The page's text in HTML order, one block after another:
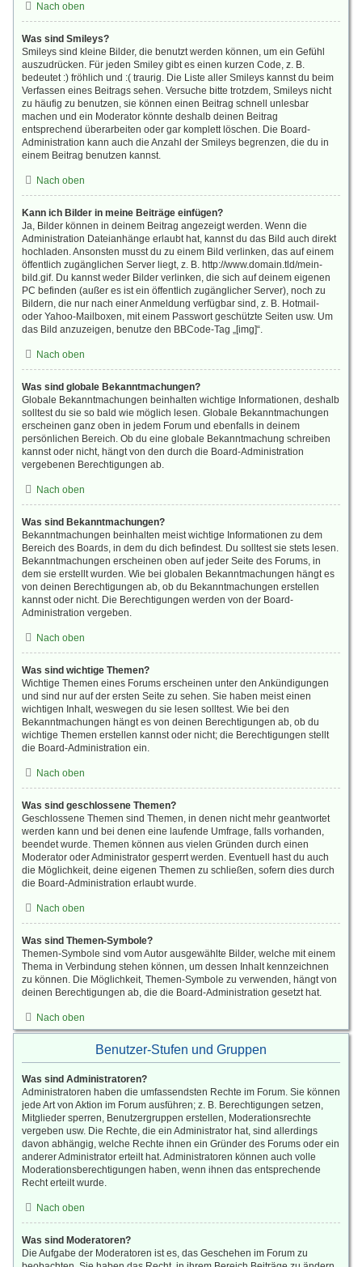
Nach oben
Was sind Smileys?
Smileys sind kleine Bilder, die benutzt werden können, um ein Gefühl
auszudrücken. Für jeden Smiley gibt es einen kurzen Code, z. B.
bedeutet :) fröhlich und :( traurig. Die Liste aller Smileys kannst du beim
Verfassen eines Beitrags sehen. Versuche bitte trotzdem, Smileys nicht
zu häufig zu benutzen, sie können einen Beitrag schnell unlesbar
machen und ein Moderator könnte deshalb deinen Beitrag
entsprechend überarbeiten oder gar komplett löschen. Die Board-
Administration kann auch die Anzahl der Smileys begrenzen, die du in
einem Beitrag benutzen kannst.
Nach oben
Kann ich Bilder in meine Beiträge einfügen?
Ja, Bilder können in deinem Beitrag angezeigt werden. Wenn die
Administration Dateianhänge erlaubt hat, kannst du das Bild auch direkt
hochladen. Ansonsten musst du zu einem Bild verlinken, das auf einem
öffentlich zugänglichen Server liegt, z. B. http://www.domain.tld/mein-
bild.gif. Du kannst weder Bilder verlinken, die sich auf deinem eigenen
PC befinden (außer es ist ein öffentlich zugänglicher Server), noch zu
Bildern, die nur nach einer Anmeldung verfügbar sind, z. B. Hotmail-
oder Yahoo-Mailboxen, mit einem Passwort geschützte Seiten usw. Um
das Bild anzuzeigen, benutze den BBCode-Tag „[img]“.
Nach oben
Was sind globale Bekanntmachungen?
Globale Bekanntmachungen beinhalten wichtige Informationen, deshalb
solltest du sie so bald wie möglich lesen. Globale Bekanntmachungen
erscheinen ganz oben in jedem Forum und ebenfalls in deinem
persönlichen Bereich. Ob du eine globale Bekanntmachung schreiben
kannst oder nicht, hängt von den durch die Board-Administration
vergebenen Berechtigungen ab.
Nach oben
Was sind Bekanntmachungen?
Bekanntmachungen beinhalten meist wichtige Informationen zu dem
Bereich des Boards, in dem du dich befindest. Du solltest sie stets lesen.
Bekanntmachungen erscheinen oben auf jeder Seite des Forums, in
dem sie erstellt wurden. Wie bei globalen Bekanntmachungen hängt es
von deinen Berechtigungen ab, ob du Bekanntmachungen erstellen
kannst oder nicht. Die Berechtigungen werden von der Board-
Administration vergeben.
Nach oben
Was sind wichtige Themen?
Wichtige Themen eines Forums erscheinen unter den Ankündigungen
und sind nur auf der ersten Seite zu sehen. Sie haben meist einen
wichtigen Inhalt, weswegen du sie lesen solltest. Wie bei den
Bekanntmachungen hängt es von deinen Berechtigungen ab, ob du
wichtige Themen erstellen kannst oder nicht; die Berechtigungen stellt
die Board-Administration ein.
Nach oben
Was sind geschlossene Themen?
Geschlossene Themen sind Themen, in denen nicht mehr geantwortet
werden kann und bei denen eine laufende Umfrage, falls vorhanden,
beendet wurde. Themen können aus vielen Gründen durch einen
Moderator oder Administrator gesperrt werden. Eventuell hast du auch
die Möglichkeit, deine eigenen Themen zu schließen, sofern dies durch
die Board-Administration erlaubt wurde.
Nach oben
Was sind Themen-Symbole?
Themen-Symbole sind vom Autor ausgewählte Bilder, welche mit einem
Thema in Verbindung stehen können, um dessen Inhalt kennzeichnen
zu können. Die Möglichkeit, Themen-Symbole zu verwenden, hängt von
deinen Berechtigungen ab, die die Board-Administration gesetzt hat.
Nach oben
Benutzer-Stufen und Gruppen
Was sind Administratoren?
Administratoren haben die umfassendsten Rechte im Forum. Sie können
jede Art von Aktion im Forum ausführen; z. B. Berechtigungen setzen,
Mitglieder sperren, Benutzergruppen erstellen, Moderationsrechte
vergeben usw. Die Rechte, die ein Administrator hat, sind allerdings
davon abhängig, welche Rechte ihnen ein Gründer des Forums oder ein
anderer Administrator erteilt hat. Administratoren können auch volle
Moderationsberechtigungen haben, wenn ihnen das entsprechende
Recht erteilt wurde.
Nach oben
Was sind Moderatoren?
Die Aufgabe der Moderatoren ist es, das Geschehen im Forum zu